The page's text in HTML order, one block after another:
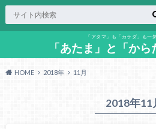
「アタマ」も「カラダ」も一
「あたま」と「か
HOME 2018年 11月
2018年11